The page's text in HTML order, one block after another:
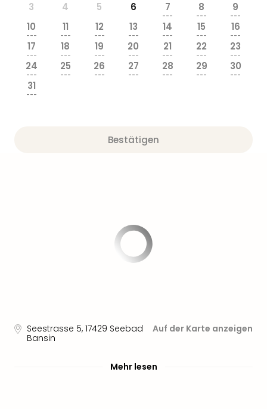
3
4 5 6 7
---
8
---
9
---
10
---
11
---
12
---
13
---
14
---
15
---
16
---
17
---
18
---
19
---
20
---
21
---
22
---
23
---
24
---
25
---
26
---
27
---
28
---
29
---
30
---
31
---
Bestätigen
Seestrasse 5, 17429 Seebad
Bansin
Auf der Karte anzeigen
Mehr lesen